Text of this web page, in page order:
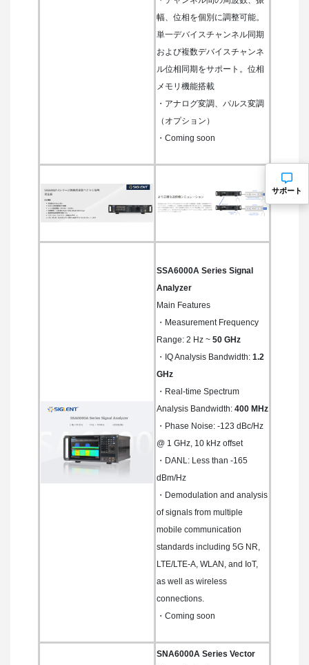
幅、位相を個別に調整可能。
単一デバイスチャンネル同期
および複数デバイスチャンネ
ル位相同期をサポート。位相
メモリ機能搭載
・アナログ変調、パルス変調
（オプション）
・Coming soon
SSA6000A Series Signal
Analyzer
Main Features
・Measurement Frequency
Range: 2 Hz ~ 50 GHz
・IQ Analysis Bandwidth: 1.2
GHz
・Real-time Spectrum
Analysis Bandwidth: 400 MHz
・Phase Noise: -123 dBc/Hz
@ 1 GHz, 10 kHz offset
・DANL: Less than -165
dBm/Hz
・Demodulation and analysis
of signals from multiple
mobile communication
standards including 5G NR,
LTE/LTE-A, WLAN, and IoT,
as well as wireless
connections.
・Coming soon
SNA6000A Series Vector
サポート